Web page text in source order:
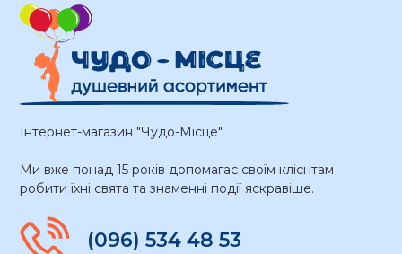
Інтернет-магазин "Чудо-Місце"
Ми вже понад 15 років допомагає своїм клієнтам
робити їхні свята та знаменні події яскравіше.
(096) 534 48 53